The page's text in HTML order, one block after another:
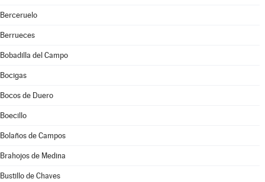
Berceruelo
Berrueces
Bobadilla del Campo
Bocigas
Bocos de Duero
Boecillo
Bolaños de Campos
Brahojos de Medina
Bustillo de Chaves